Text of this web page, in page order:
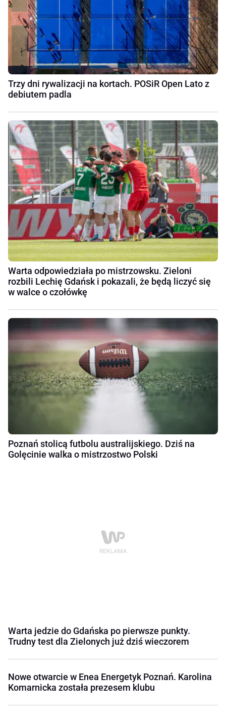
Trzy dni rywalizacji na kortach. POSiR Open Lato z
debiutem padla
Warta odpowiedziała po mistrzowsku. Zieloni
rozbili Lechię Gdańsk i pokazali, że będą liczyć się
w walce o czołówkę
Poznań stolicą futbolu australijskiego. Dziś na
Golęcinie walka o mistrzostwo Polski
Warta jedzie do Gdańska po pierwsze punkty.
Trudny test dla Zielonych już dziś wieczorem
Nowe otwarcie w Enea Energetyk Poznań. Karolina
Komarnicka została prezesem klubu